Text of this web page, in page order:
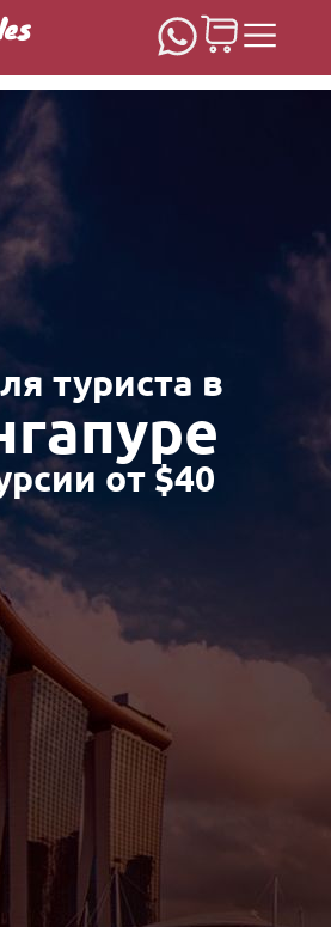
туриста в
от $40